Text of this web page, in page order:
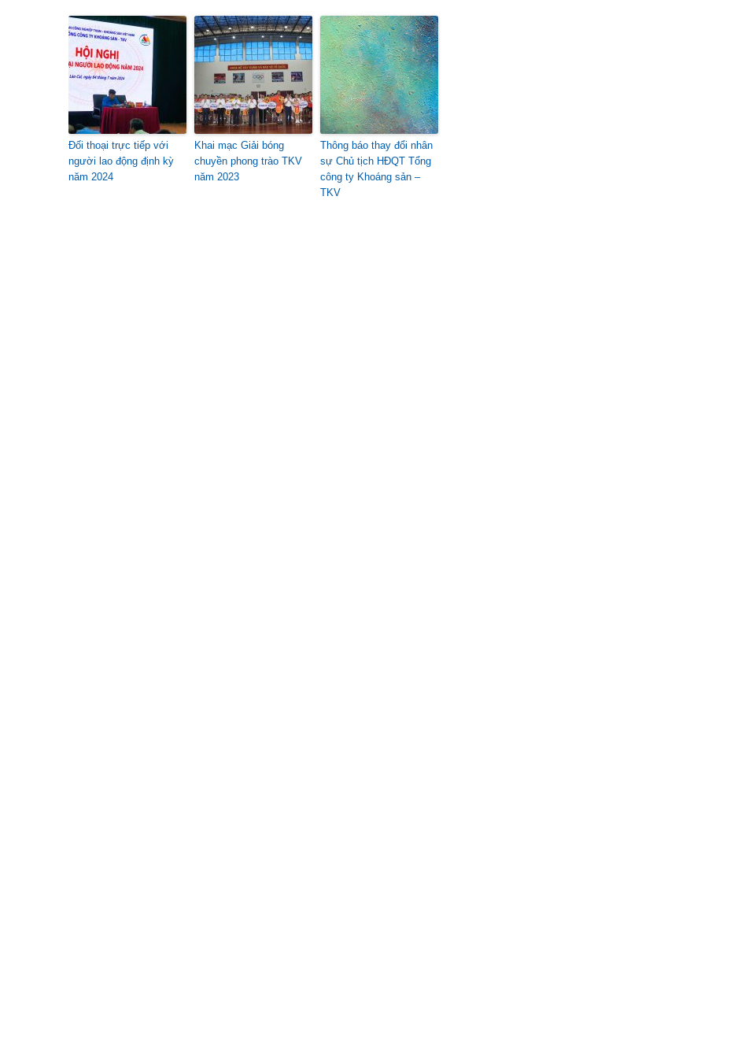
Đối thoại trực tiếp với
người lao động định kỳ
năm 2024
Khai mạc Giải bóng
chuyền phong trào TKV
năm 2023
Thông báo thay đổi nhân
sự Chủ tịch HĐQT Tổng
công ty Khoáng sản –
TKV